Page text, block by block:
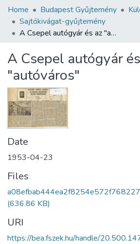
Communities & Collections
All of DSpace
About us
Home Budapest Gyűjtemény
Sajtókivágat-gyűjtemény
A Csepel autógyár és az "autóváros"
A Csepel autógyár
"autóváros"
Date
1953-04-23
Files
(636.86 KB)
URI
https://bea.fszek.hu/handle/